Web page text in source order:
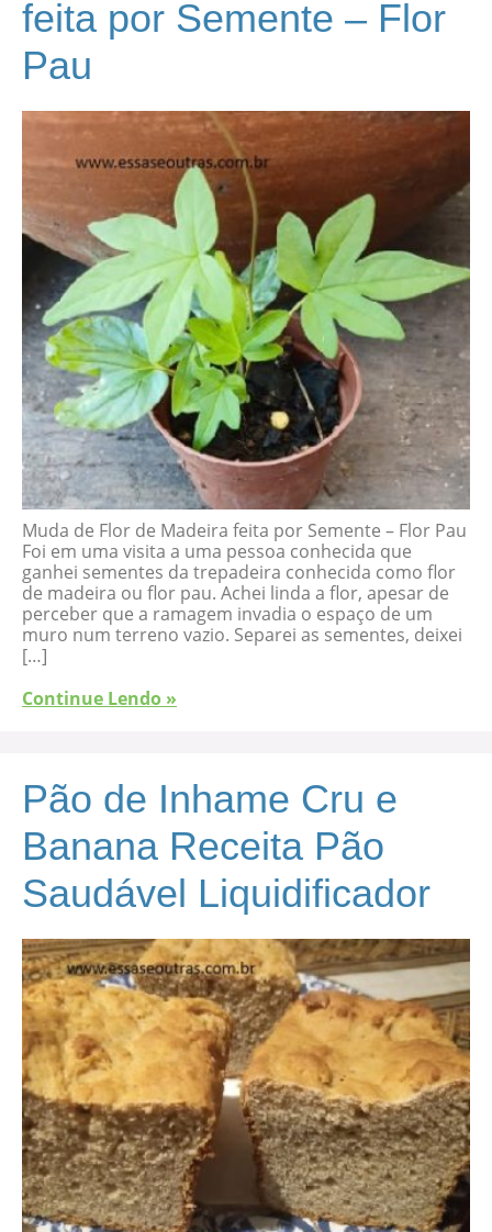
feita por Semente – Flor
Pau
Muda de Flor de Madeira feita por Semente – Flor Pau
Foi em uma visita a uma pessoa conhecida que
ganhei sementes da trepadeira conhecida como flor
de madeira ou flor pau. Achei linda a flor, apesar de
perceber que a ramagem invadia o espaço de um
muro num terreno vazio. Separei as sementes, deixei
[…]
Continue Lendo »
Pão de Inhame Cru e
Banana Receita Pão
Saudável Liquidificador